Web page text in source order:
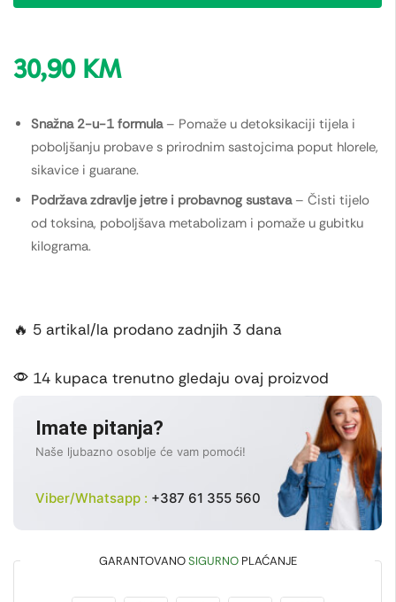
30,90 KM
Snažna 2-u-1 formula– Pomaže u detoksikaciji tijela i
poboljšanju probave s prirodnim sastojcima poput hlorele,
sikavice i guarane.
Podržava zdravlje jetre i probavnog sustava– Čisti tijelo
od toksina, poboljšava metabolizam i pomaže u gubitku
kilograma.
🔥 5 artikal/la prodano zadnjih 3 dana
14 kupaca trenutno gledaju ovaj proizvod
Imate pitanja?
Naše ljubazno osoblje će vam pomoći!
Viber/Whatsapp : +387 61 355 560
GARANTOVANOSIGURNOPLAĆANJE